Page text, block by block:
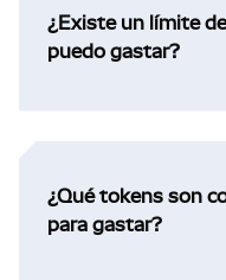
¿Existe un límite
puedo gastar?
¿Qué tokens son
para gastar?